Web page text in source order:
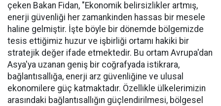
çeken Bakan Fidan, "Ekonomik belirsizlikler artmış,
enerji güvenliği her zamankinden hassas bir mesele
haline gelmiştir. İşte böyle bir dönemde bölgemizde
tesis ettiğimiz huzur ve işbirliği ortamı hakiki bir
stratejik değer ifade etmektedir. Bu ortam Avrupa'dan
Asya'ya uzanan geniş bir coğrafyada istikrara,
bağlantısallığa, enerji arz güvenliğine ve ulusal
ekonomilere güç katmaktadır. Özellikle ülkelerimizin
arasındaki bağlantısallığın güçlendirilmesi, bölgesel